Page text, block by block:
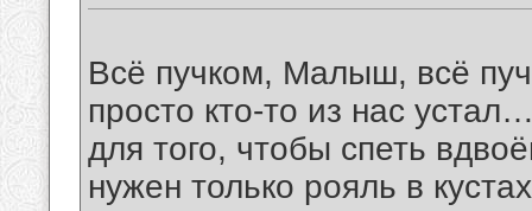
Всё пучком, Малыш, всё
просто кто-то из нас
для того, чтобы спеть
нужен только рояль в